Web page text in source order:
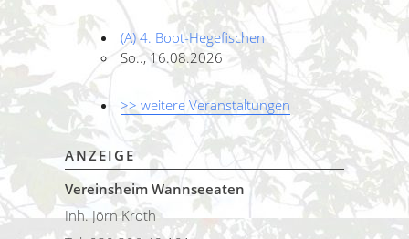
(A) 4. Boot-Hegefischen
So.., 16.08.2026
>> weitere Veranstaltungen
ANZEIGE
Vereinsheim Wannseeaten
Inh. Jörn Kroth